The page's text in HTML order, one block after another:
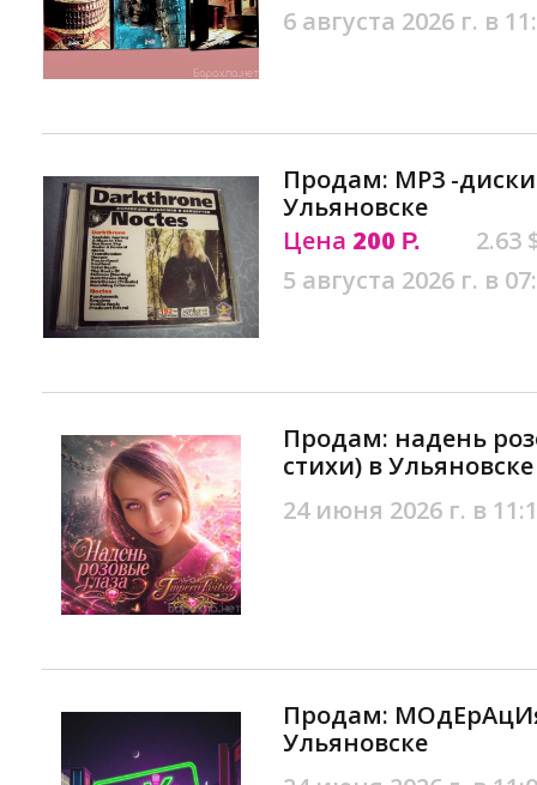
6 августа 2026 г. в
Продам: MP3 -
Ульяновске
Цена 200 Р.
2.63
5 августа 2026 г. в
Продам: надень
стихи) в Ульяновске
24 июня 2026 г. в
Продам:
Ульяновске